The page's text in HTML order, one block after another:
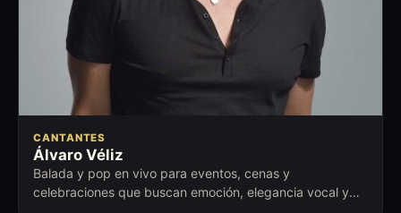
CANTANTES
Álvaro Véliz
Balada y pop en vivo para eventos, cenas y
celebraciones que buscan emoción, elegancia vocal y